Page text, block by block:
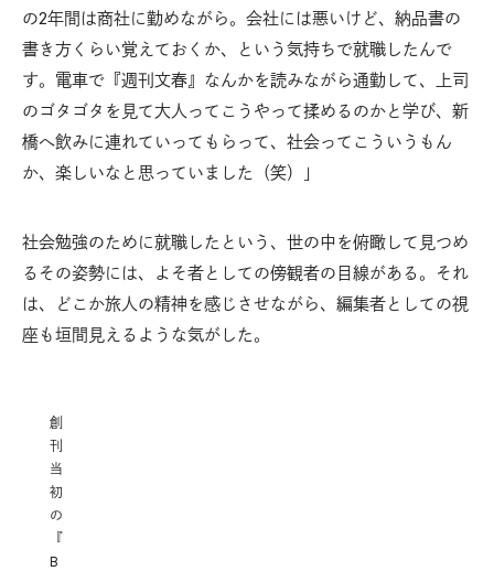
の2年間は商社に勤めながら。会社には悪いけど、納品書の
書き方くらい覚えておくか、という気持ちで就職したんで
す。電車で『週刊文春』なんかを読みながら通勤して、上司
のゴタゴタを見て大人ってこうやって揉めるのかと学び、新
橋へ飲みに連れていってもらって、社会ってこういうもん
か、楽しいなと思っていました（笑）」
社会勉強のために就職したという、世の中を俯瞰して見つめ
るその姿勢には、よそ者としての傍観者の目線がある。それ
は、どこか旅人の精神を感じさせながら、編集者としての視
座も垣間見えるような気がした。
創
刊
当
初
の
『
B